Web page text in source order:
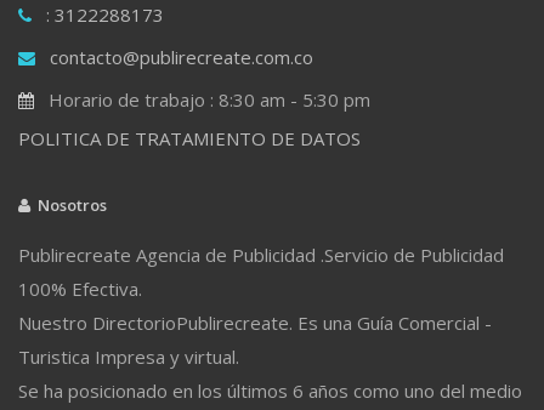
: 3122288173
contacto@publirecreate.com.co
Horario de trabajo : 8:30 am - 5:30 pm
POLITICA DE TRATAMIENTO DE DATOS
Nosotros
Publirecreate Agencia de Publicidad .Servicio de Publicidad
100% Efectiva.
Nuestro DirectorioPublirecreate. Es una Guía Comercial -
Turistica Impresa y virtual.
Se ha posicionado en los últimos 6 años como uno del medio